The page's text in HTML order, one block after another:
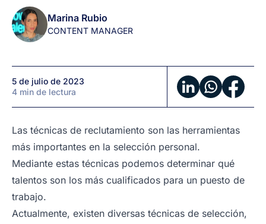
de
personal
Marina Rubio
CONTENT MANAGER
5 de julio de 2023
4 min de lectura
Las técnicas de reclutamiento son las herramientas
más importantes en la selección personal.
Mediante estas técnicas podemos determinar qué
talentos son los más cualificados para un puesto de
trabajo.
Actualmente, existen diversas técnicas de selección,